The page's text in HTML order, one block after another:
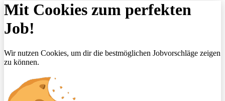
Mit Cookies zum perfekten
Job!
Wir nutzen Cookies, um dir die bestmöglichen Jobvorschläge zeigen
zu können.